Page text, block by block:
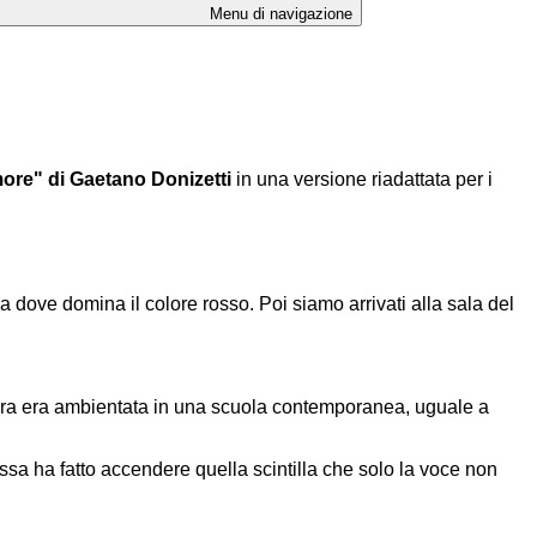
Menu di navigazione
di Gaetano Donizetti in una versione riadattata per i
dove domina il colore rosso. Poi siamo arrivati alla sala del
era ambientata in una scuola contemporanea, uguale a
ha fatto accendere quella scintilla che solo la voce non